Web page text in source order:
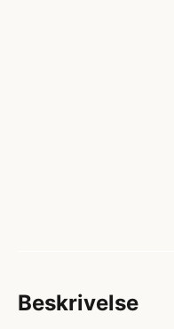
Beskrivelse